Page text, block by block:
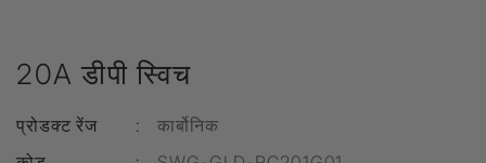
20A डीपी स्विच
प्रोडक्ट रेंज :
कार्बोनिक